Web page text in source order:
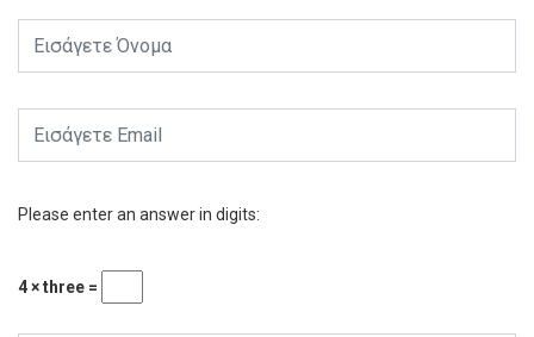
Please enter an answer in digits:
4 × three =